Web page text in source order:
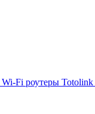
Wi-Fi роутеры Totolink